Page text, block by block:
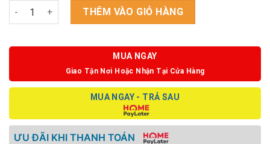
KÍNH GỌNG VELOCITY_VL23431_C02 số lượng
THÊM VÀO GIỎ HÀNG
MUA NGAY
Giao Tận Nơi Hoặc Nhận Tại Cửa Hàng
MUA NGAY - TRẢ SAU
ƯU ĐÃI KHI THANH TOÁN